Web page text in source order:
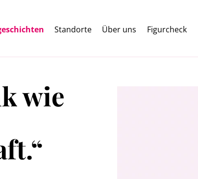
Standorte Über uns Figurcheck
wie